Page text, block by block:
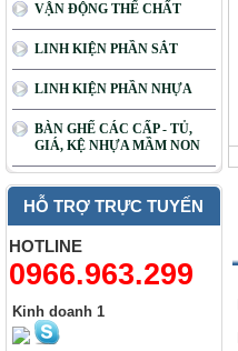
VẬN ĐỘNG THỂ CHẤT
LINH KIỆN PHẦN SẮT
LINH KIỆN PHẦN NHỰA
BÀN GHẾ CÁC CẤP - TỦ,
GIÁ, KỆ NHỰA MẦM NON
HỖ TRỢ TRỰC TUYẾN
HOTLINE
0966.963.299
Kinh doanh 1